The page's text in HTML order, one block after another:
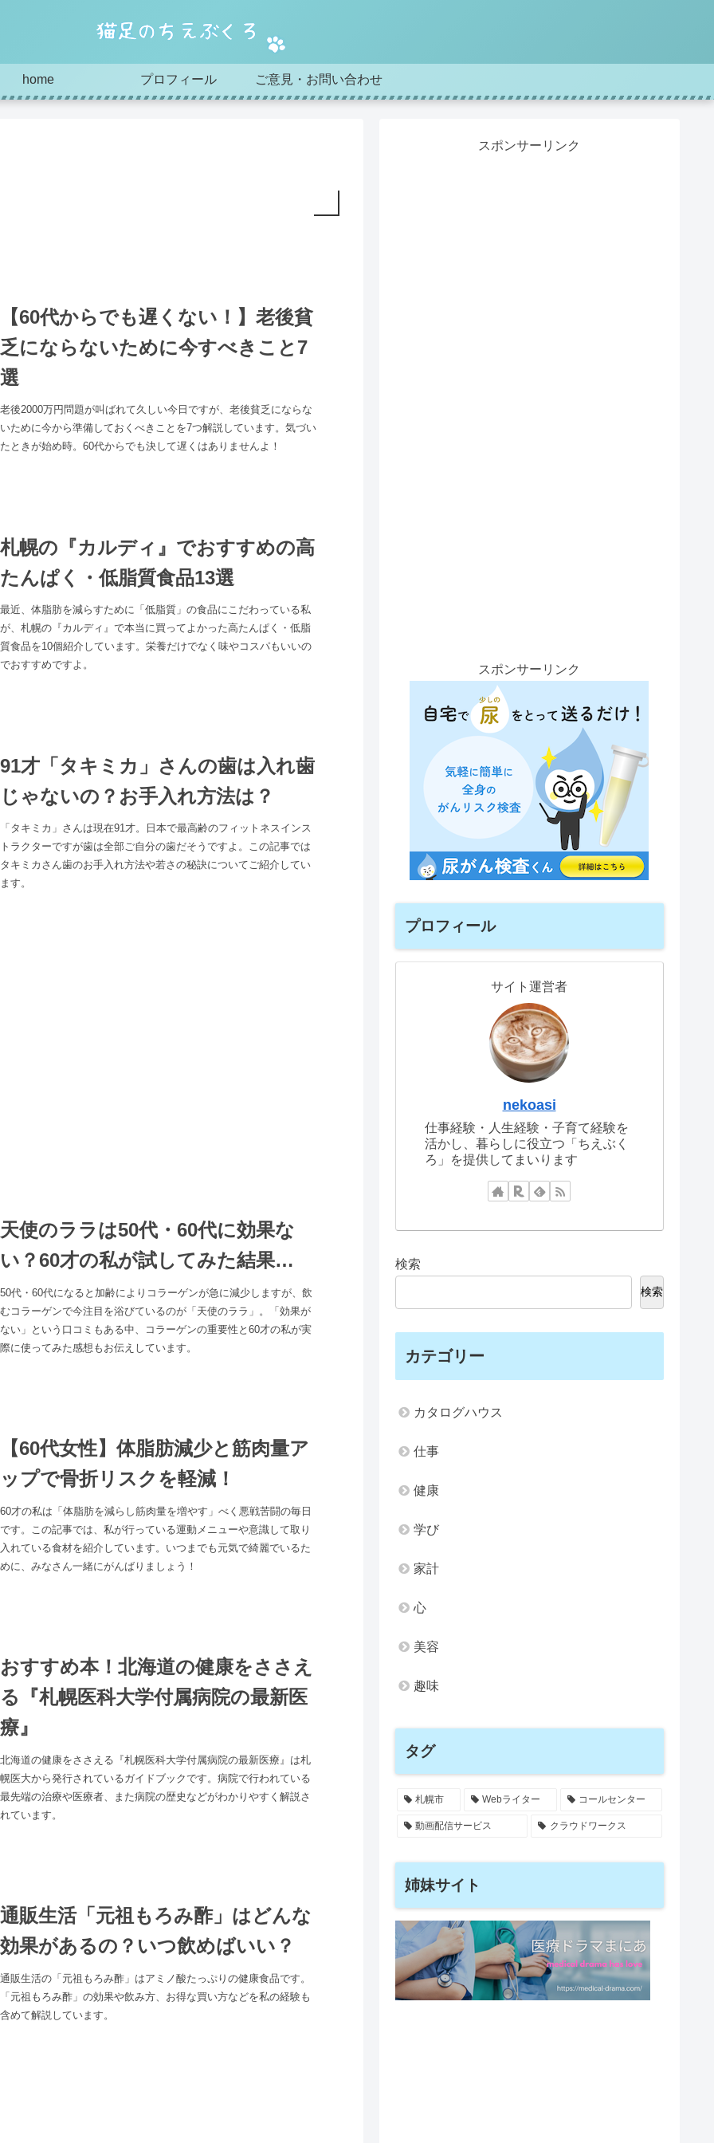
home プロフィール ご意見・お問い合わせ
【60代からでも遅くない！】老後貧
乏にならないために今すべきこと7
選
老後2000万円問題が叫ばれて久しい今日ですが、老後貧乏にならな
いために今から準備しておくべきことを7つ解説しています。気づい
たときが始め時。60代からでも決して遅くはありませんよ！
札幌の『カルディ』でおすすめの高
たんぱく・低脂質食品13選
最近、体脂肪を減らすために「低脂質」の食品にこだわっている私
が、札幌の『カルディ』で本当に買ってよかった高たんぱく・低脂
質食品を10個紹介しています。栄養だけでなく味やコスパもいいの
でおすすめですよ。
91才「タキミカ」さんの歯は入れ歯
じゃないの？お手入れ方法は？
「タキミカ」さんは現在91才。日本で最高齢のフィットネスインス
トラクターですが歯は全部ご自分の歯だそうですよ。この記事では
タキミカさん歯のお手入れ方法や若さの秘訣についてご紹介してい
ます。
天使のララは50代・60代に効果な
い？60才の私が試してみた結果…
50代・60代になると加齢によりコラーゲンが急に減少しますが、飲
むコラーゲンで今注目を浴びているのが「天使のララ」。「効果が
ない」という口コミもある中、コラーゲンの重要性と60才の私が実
際に使ってみた感想もお伝えしています。
【60代女性】体脂肪減少と筋肉量ア
ップで骨折リスクを軽減！
60才の私は「体脂肪を減らし筋肉量を増やす」べく悪戦苦闘の毎日
です。この記事では、私が行っている運動メニューや意識して取り
入れている食材を紹介しています。いつまでも元気で綺麗でいるた
めに、みなさん一緒にがんばりましょう！
おすすめ本！北海道の健康をささえ
る『札幌医科大学付属病院の最新医
療』
北海道の健康をささえる『札幌医科大学付属病院の最新医療』は札
幌医大から発行されているガイドブックです。病院で行われている
最先端の治療や医療者、また病院の歴史などがわかりやすく解説さ
れています。
通販生活「元祖もろみ酢」はどんな
効果があるの？いつ飲めばいい？
通販生活の「元祖もろみ酢」はアミノ酸たっぷりの健康食品です。
「元祖もろみ酢」の効果や飲み方、お得な買い方などを私の経験も
含めて解説しています。
スポンサーリンク
スポンサーリンク
プロフィール
サイト運営者
nekoasi
仕事経験・人生経験・子育て経験を
活かし、暮らしに役立つ「ちえぶく
ろ」を提供してまいります
検索
検索
カテゴリー
カタログハウス
仕事
健康
学び
家計
心
美容
趣味
タグ
札幌市 Webライター コールセンター
動画配信サービス クラウドワークス
姉妹サイト